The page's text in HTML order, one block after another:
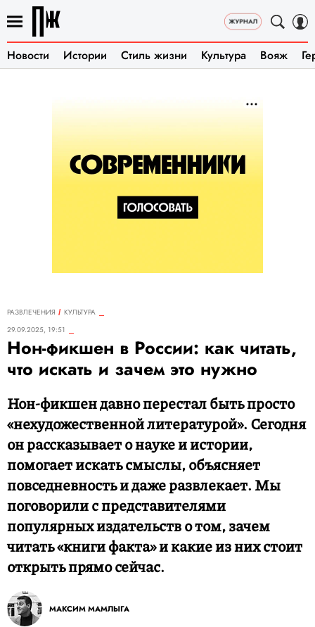
Новости Истории Стиль жизни Культура Вояж
РАЗВЛЕЧЕНИЯ
КУЛЬТУРА
29.09.2025, 19:51
Нон-фикшен в России: как читать,
что искать и зачем это нужно
Нон-фикшен давно перестал быть просто
«нехудожественной литературой». Сегодня
он рассказывает о науке и истории,
помогает искать смыслы, объясняет
повседневность и даже развлекает. Мы
поговорили с представителями
популярных издательств о том, зачем
читать «книги факта» и какие из них стоит
открыть прямо сейчас.
МАКСИМ МАМЛЫГА